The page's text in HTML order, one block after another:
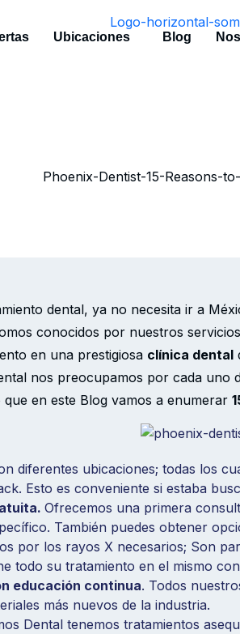
Ubicaciones Blog
dental, ya no necesita ir a
conocidos por nuestros
en una prestigiosa clínica dental
nos preocupamos por cada uno
en este Blog vamos a enumerar
diferentes ubicaciones; todas los
Esto es conveniente si estaba
Ofrecemos una primera
También puedes obtener
por los rayos X necesarios; Son
todo su tratamiento en el mismo
educación continua. Todos
más nuevos de la industria.
Dental tenemos tratamientos